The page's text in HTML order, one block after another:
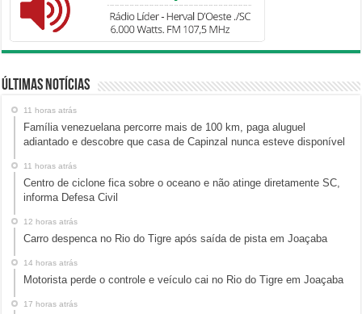
Últimas Notícias
11 horas atrás
Família venezuelana percorre mais de 100 km, paga aluguel
adiantado e descobre que casa de Capinzal nunca esteve disponível
11 horas atrás
Centro de ciclone fica sobre o oceano e não atinge diretamente SC,
informa Defesa Civil
12 horas atrás
Carro despenca no Rio do Tigre após saída de pista em Joaçaba
14 horas atrás
Motorista perde o controle e veículo cai no Rio do Tigre em Joaçaba
17 horas atrás